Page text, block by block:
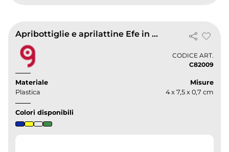
Apribottiglie e aprilattine Efe in plastica 4x7,5cm, leggero
CODICE ART.
C82009
Materiale
Plastica
Misure
4 x 7,5 x 0,7 cm
Colori disponibili